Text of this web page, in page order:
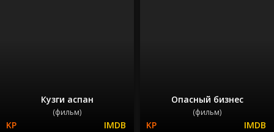
Кузги аспан
(фильм)
Опасный бизнес
(фильм)